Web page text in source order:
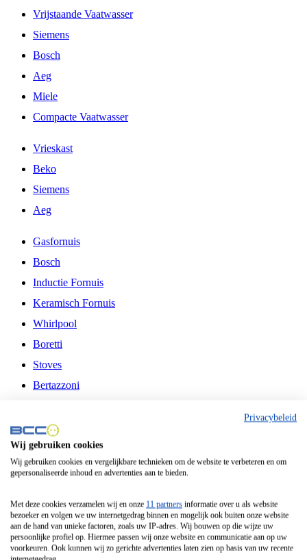
Vrijstaande Vaatwasser
Siemens
Bosch
Aeg
Miele
Compacte Vaatwasser
Vrieskast
Beko
Siemens
Aeg
Gasfornuis
Bosch
Inductie Fornuis
Keramisch Fornuis
Whirlpool
Boretti
Stoves
Bertazzoni
Fitelli
Airfryer
Frituurpan
Contactgrill
Broodbakmachine
Broodrooster
Privacybeleid
Wij gebruiken cookies
Wij gebruiken cookies en vergelijkbare technieken om de website te verbeteren en om
gepersonaliseerde inhoud en advertenties aan te bieden.
Met deze cookies verzamelen wij en onze 11 partners informatie over u als website
bezoeker en volgen we uw internetgedrag binnen en mogelijk ook buiten onze website
aan de hand van unieke factoren, zoals uw IP-adres. Wij bouwen op die wijze uw
persoonlijke profiel op. Hiermee passen wij onze website en communicatie aan op uw
voorkeuren. Ook kunnen wij zo gerichte advertenties laten zien op basis van uw recente